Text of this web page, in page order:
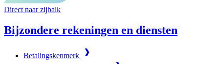
Direct naar zijbalk
Bijzondere rekeningen en diensten
Betalingskenmerk